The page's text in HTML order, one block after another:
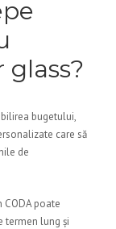
bugetului,
care să
de
CODA poate
termen lung și